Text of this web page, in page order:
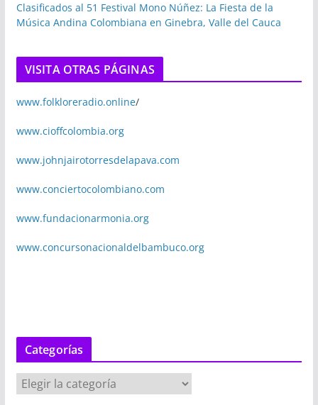
Clasificados al 51 Festival Mono Núñez: La Fiesta de la
Música Andina Colombiana en Ginebra, Valle del Cauca
VISITA OTRAS PÁGINAS
www.folkloreradio.online/
www.cioffcolombia.org
www.johnjairotorresdelapava.com
www.conciertocolombiano.com
www.fundacionarmonia.org
www.concursonacionaldelbambuco.org
Categorías